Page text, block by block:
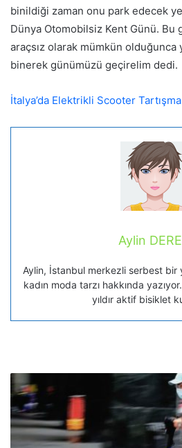
binildiği zaman onu park edecek
Dünya Otomobilsiz Kent Günü. Bu
araçsız olarak mümkün
binerek günümüzü geçirelim dedi.
İtalya’da Elektrikli Scooter
Aylin
Aylin, İstanbul merkezli serbest bir
kadın moda tarzı hakkında
yıldır aktif bisiklet